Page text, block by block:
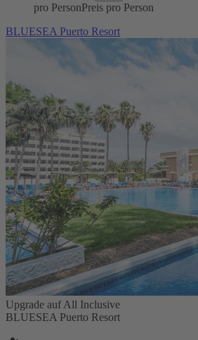
pro PersonPreis pro Person
BLUESEA Puerto Resort
Upgrade auf All Inclusive
BLUESEA Puerto Resort